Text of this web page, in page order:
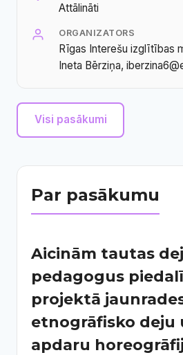
Attālināti
ORGANIZATORS
Rīgas Interešu izglītības
Ineta Bērziņa,
Visi pasākumi
Par pasākumu
Aicinām tautas
pedagogus
projektā
etnogrāfisko deju
apdaru